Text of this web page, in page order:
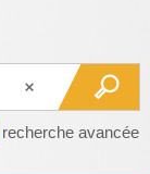
recherche avancée